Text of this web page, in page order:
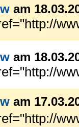
am
am
am